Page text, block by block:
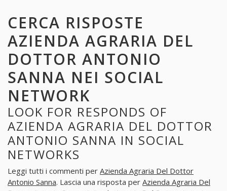
CERCA RISPOSTE
AZIENDA AGRARIA DEL
DOTTOR ANTONIO
SANNA NEI SOCIAL
NETWORK
LOOK FOR RESPONDS OF
AZIENDA AGRARIA DEL DOTTOR
ANTONIO SANNA IN SOCIAL
NETWORKS
Leggi tutti i commenti per Azienda Agraria Del Dottor
Antonio Sanna. Lascia una risposta per Azienda Agraria Del